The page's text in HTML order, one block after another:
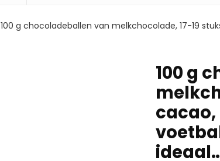
100 g chocoladeballen van melkchocolade, 17-19
100 g
cacao,